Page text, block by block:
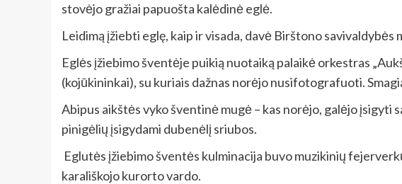
stovėjo gražiai papuošta kalėdinė eglė.
Leidimą įžiebti eglę, kaip ir visada, davė Birštono
Eglės įžiebimo šventėje puikią nuotaiką palaikė orkestras
(kojūkininkai), su kuriais dažnas norėjo nusifotografuoti.
Abipus aikštės vyko šventinė mugė – kas norėjo, galėjo
pinigėlių įsigydami dubenėlį sriubos.
Eglutės įžiebimo šventės kulminacija buvo muzikinių
karališkojo kurorto vardo.